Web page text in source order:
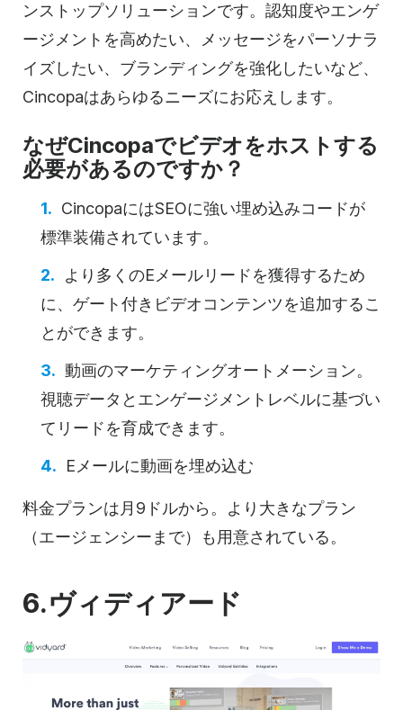
ンストップソリューションです。認知度やエンゲ
ージメントを高めたい、メッセージをパーソナラ
イズしたい、ブランディングを強化したいなど、
Cincopaはあらゆるニーズにお応えします。
なぜCincopaでビデオをホストする
必要があるのですか？
CincopaにはSEOに強い埋め込みコードが
標準装備されています。
より多くのEメールリードを獲得するため
に、ゲート付き ビデオコンテンツを追加するこ
とができます。
動画のマーケティングオートメーション。
視聴データとエンゲージメントレベルに基づい
てリードを育成できます。
Eメールに動画を埋め込む
料金プランは月9ドルから。より大きなプラン
（エージェンシーまで）も用意されている。
6.ヴィディアード